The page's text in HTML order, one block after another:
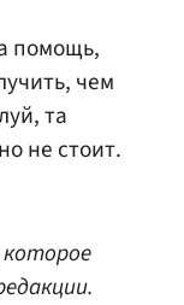
помощь,
чем
та
не стоит.